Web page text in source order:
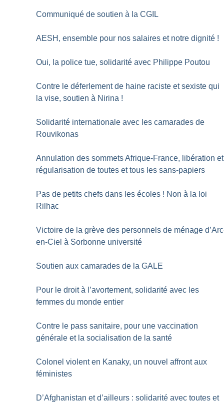
Communiqué de soutien à la CGIL
AESH, ensemble pour nos salaires et notre dignité !
Oui, la police tue, solidarité avec Philippe Poutou
Contre le déferlement de haine raciste et sexiste qui
la vise, soutien à Nirina !
Solidarité internationale avec les camarades de
Rouvikonas
Annulation des sommets Afrique-France, libération et
régularisation de toutes et tous les sans-papiers
Pas de petits chefs dans les écoles ! Non à la loi
Rilhac
Victoire de la grève des personnels de ménage
en-Ciel à Sorbonne université
Soutien aux camarades de la GALE
Pour le droit à l’avortement, solidarité avec les
femmes du monde entier
Contre le pass sanitaire, pour une vaccination
générale et la socialisation de la santé
Colonel violent en Kanaky, un nouvel affront aux
féministes
D’Afghanistan et d’ailleurs : solidarité avec toutes et